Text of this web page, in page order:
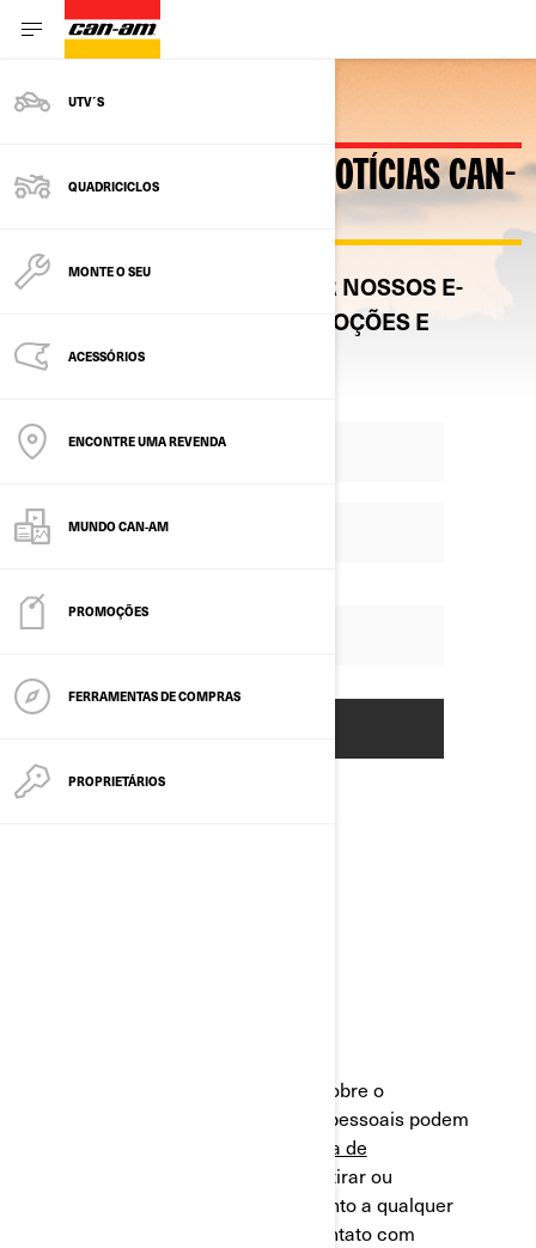
UTV´S
QUADRICICLOS
MONTE O SEU
ACESSÓRIOS
ENCONTRE UMA REVENDA
MUNDO CAN-AM
PROMOÇÕES
FERRAMENTAS DE COMPRAS
PROPRIETÁRIOS
OBTENHA AS ÚLTIMAS NOTÍCIAS CAN-
INSCREVA-SE PARA RECEBER NOSSOS E-
MAILS COM OFERTAS, PROMOÇÕES E
NOTÍCIAS EXCLUSIVAS
Informações detalhadas sobre o
processamento de dados pessoais podem
Política de
. Você pode retirar ou
modificar seu consentimento a qualquer
momento entrando em contato com